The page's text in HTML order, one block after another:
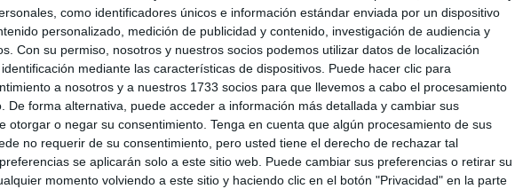
como identificadores únicos e información estándar enviada por un dispositivo
personalizado, medición de publicidad y contenido, investigación de audiencia y
Con su permiso, nosotros y nuestros socios podemos utilizar datos de localización
mediante las características de dispositivos. Puede hacer clic para
a nosotros y a nuestros 1733 socios para que llevemos a cabo el procesamiento
De forma alternativa, puede acceder a información más detallada y cambiar sus
otorgar o negar su consentimiento. Tenga en cuenta que algún procesamiento de sus
no requerir de su consentimiento, pero usted tiene el derecho de rechazar tal
se aplicarán solo a este sitio web. Puede cambiar sus preferencias o retirar su
momento volviendo a este sitio y haciendo clic en el botón "Privacidad" en la parte
de 1995, con Steve Martin, El club de las
Midler, Cuando menos te lo esperas... (2003), junto
su segundo Globo de Oro, o Morning Glory (2010),